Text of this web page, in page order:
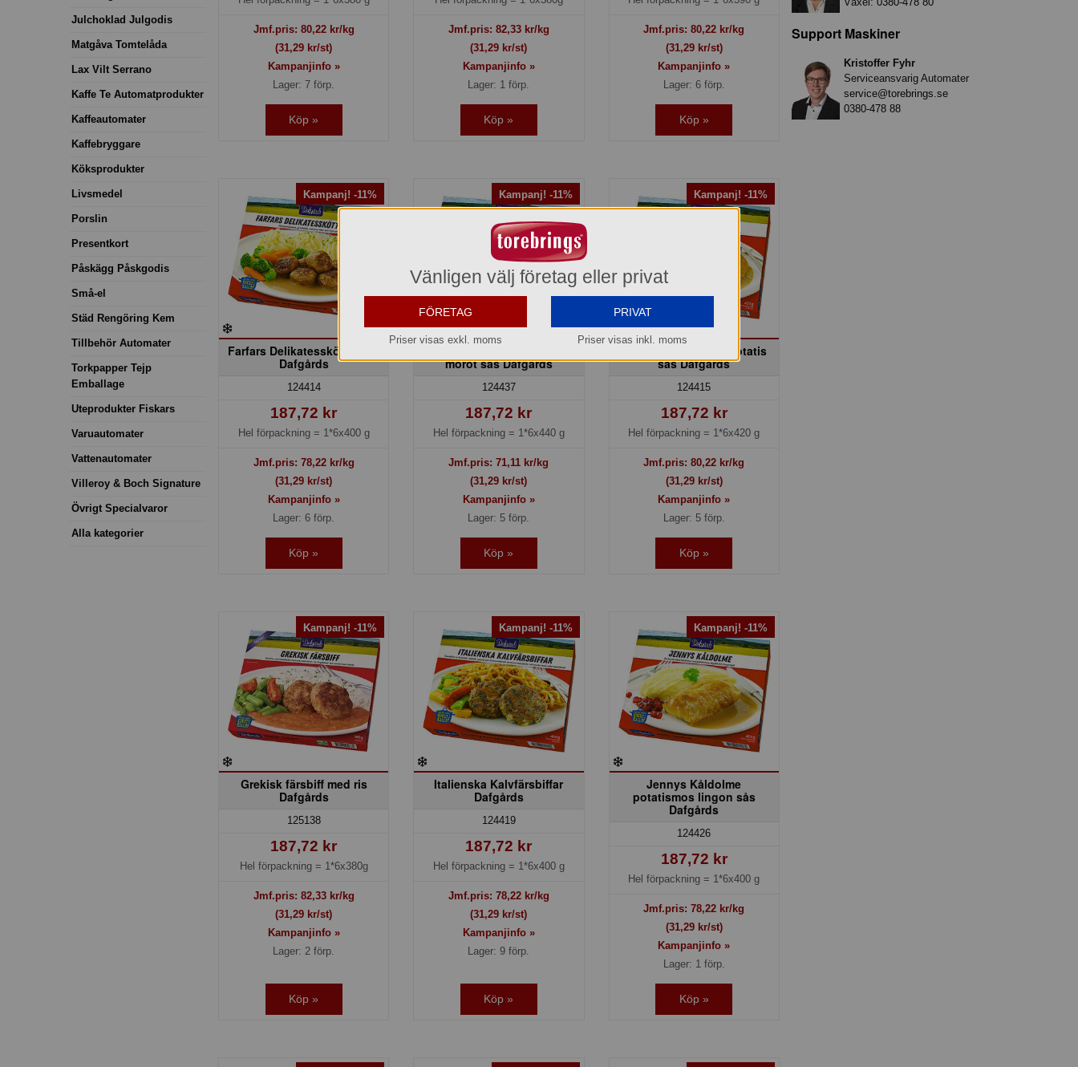
Julchoklad Julgodis
Matgåva Tomtelåda
Lax Vilt Serrano
Kaffe Te Automatprodukter
Kaffeautomater
Kaffebryggare
Köksprodukter
Livsmedel
Porslin
Presentkort
Påskägg Påskgodis
Små-el
Städ Rengöring Kem
Tillbehör Automater
Torkpapper Tejp
Emballage
Uteprodukter Fiskars
Varuautomater
Vattenautomater
Villeroy & Boch Signature
Övrigt Specialvaror
Alla kategorier
Jmf.pris: 80,22kr/kg
(31,29 kr/st)
Kampanjinfo »
Lager: 7 förp.
Köp »
Jmf.pris: 82,33kr/kg
(31,29 kr/st)
Kampanjinfo »
Lager: 1 förp.
Köp »
Jmf.pris:80,22 kr/kg
(31,29 kr/st)
Kampanjinfo »
Lager: 6 förp.
Köp »
Kampanj! -11%
Farfars Delikatessköttbullar
Dafgårds
124414
187,72 kr
Hel förpackning = 1*6x400 g
Jmf.pris: 78,22kr/kg
(31,29 kr/st)
Kampanjinfo »
Lager: 6 förp.
Köp »
Kampanj! -11%
morot sås Dafgårds
124437
187,72 kr
Hel förpackning = 1*6x440 g
Jmf.pris:71,11 kr/kg
(31,29 kr/st)
Kampanjinfo »
Lager: 5 förp.
Köp »
Kampanj! -11%
Fläskschnitzel klyftpotatis
sås Dafgårds
124415
187,72 kr
Hel förpackning = 1*6x420 g
Jmf.pris:80,22 kr/kg
(31,29 kr/st)
Kampanjinfo »
Lager: 5 förp.
Köp »
Kampanj! -11%
Grekisk färsbiff med ris
Dafgårds
125138
187,72 kr
Hel förpackning = 1*6x380g
Jmf.pris: 82,33kr/kg
(31,29 kr/st)
Kampanjinfo »
Lager: 2 förp.
Köp »
Kampanj! -11%
Italienska Kalvfärsbiffar
Dafgårds
124419
187,72 kr
Hel förpackning = 1*6x400 g
Jmf.pris: 78,22kr/kg
(31,29 kr/st)
Kampanjinfo »
Lager: 9 förp.
Köp »
Kampanj! -11%
Jennys Kåldolme
potatismos lingon sås
Dafgårds
124426
187,72 kr
Hel förpackning = 1*6x400 g
Jmf.pris:78,22 kr/kg
(31,29 kr/st)
Kampanjinfo »
Lager: 1 förp.
Köp »
Support Maskiner
Kristoffer Fyhr
Serviceansvarig Automater
service@torebrings.se
0380-478 88
Vänligen välj företag eller privat
FÖRETAG
Priser visas exkl. moms
PRIVAT
Priser visas inkl. moms